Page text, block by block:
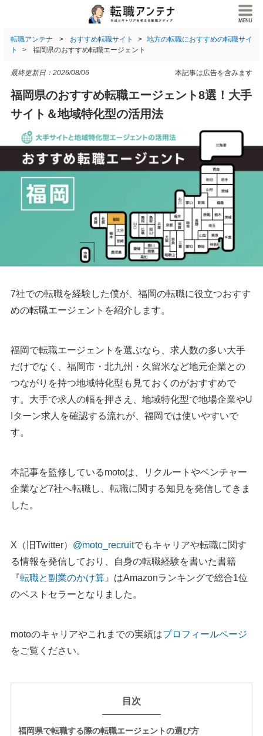
転職アンテナ おすすめ転職サイト
地方の転職におすすめの転職サイ
ト
福岡県のおすすめ転職エージェント
本記事は広告を含みます
最終更新日： 2026/08/06
福岡県のおすすめ転職エージェント8選！大手
サイト＆地域特化型の活用法
7社での転職を経験した僕が、福岡の転職に役立つおすす
めの転職エージェントを紹介します。
福岡で転職エージェントを選ぶなら、求人数の多い大手
だけでなく、福岡市・北九州・久留米など地元企業との
つながりを持つ地域特化型も見ておくのがおすすめで
す。大手で求人の幅を押さえ、地域特化型で地場企業やU
Iターン求人を確認する流れが、福岡では使いやすいで
す。
本記事を監修しているmotoは、リクルートやベンチャー
企業など7社へ転職し、転職に関する知見を発信してきま
した。
X（旧Twitter） @moto_recruitでもキャリアや転職に関す
る情報を発信しており、自身の転職経験を書いた書籍
『転職と副業のかけ算 』はAmazonランキングで総合1位
のベストセラーとなりました。
motoのキャリアやこれまでの実績はプロフィールページ
をご覧ください。
目次
福岡県で転職する際の転職エージェントの選び方